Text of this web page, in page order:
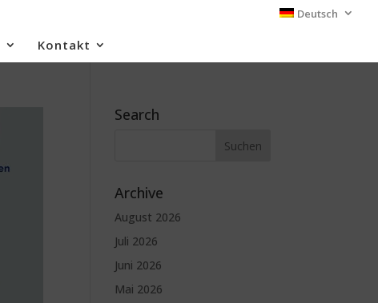
Deutsch
Kontakt
Search
Archive
August 2026
Juli 2026
Juni 2026
Mai 2026